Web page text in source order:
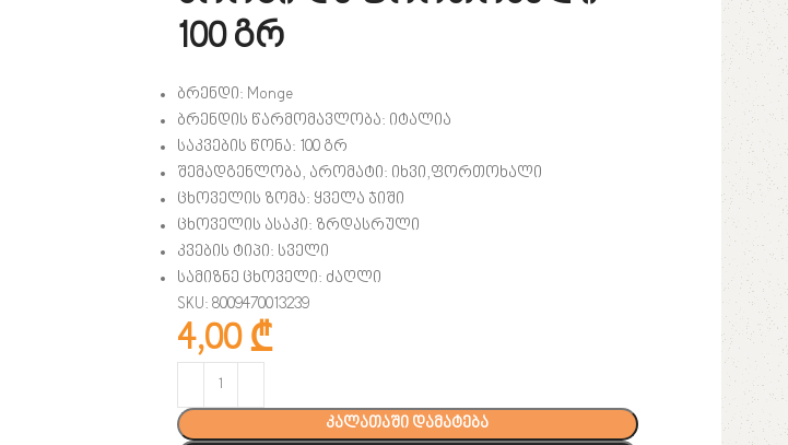
100 გრ
ბრენდი: Monge
ბრენდის წარმომავლობა: იტალია
საკვების წონა: 100 გრ
შემადგენლობა, არომატი: იხვი,ფორთოხალი
ცხოველის ზომა: ყველა ჯიში
ცხოველის ასაკი: ზრდასრული
კვების ტიპი: სველი
სამიზნე ცხოველი: ძაღლი
SKU: 8009470013239
4,00₾
კალათაში დამატება